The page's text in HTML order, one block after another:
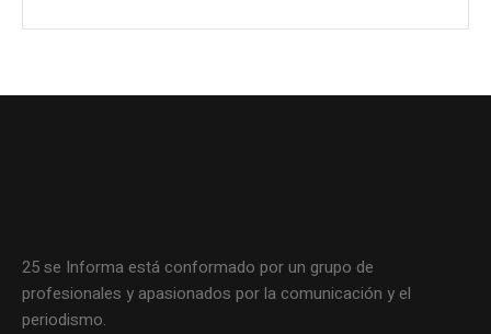
25 se Informa está conformado por un grupo de
profesionales y apasionados por la comunicación y el
periodismo.